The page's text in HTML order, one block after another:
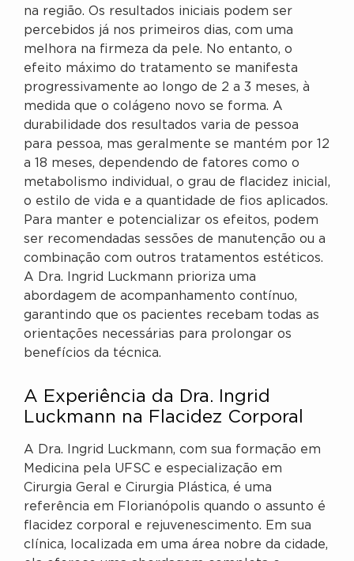
na região. Os resultados iniciais podem ser
percebidos já nos primeiros dias, com uma
melhora na firmeza da pele. No entanto, o
efeito máximo do tratamento se manifesta
progressivamente ao longo de 2 a 3 meses, à
medida que o colágeno novo se forma. A
durabilidade dos resultados varia de pessoa
para pessoa, mas geralmente se mantém por 12
a 18 meses, dependendo de fatores como o
metabolismo individual, o grau de flacidez inicial,
o estilo de vida e a quantidade de fios aplicados.
Para manter e potencializar os efeitos, podem
ser recomendadas sessões de manutenção ou a
combinação com outros tratamentos estéticos.
A Dra. Ingrid Luckmann prioriza uma
abordagem de acompanhamento contínuo,
garantindo que os pacientes recebam todas as
orientações necessárias para prolongar os
benefícios da técnica.
A Experiência da Dra. Ingrid
Luckmann na Flacidez Corporal
A Dra. Ingrid Luckmann, com sua formação em
Medicina pela UFSC e especialização em
Cirurgia Geral e Cirurgia Plástica, é uma
referência em Florianópolis quando o assunto é
flacidez corporal e rejuvenescimento. Em sua
clínica, localizada em uma área nobre da cidade,